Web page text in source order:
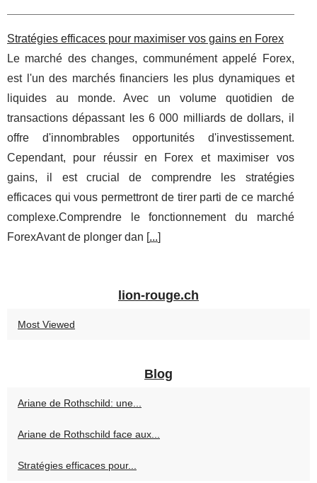
Stratégies efficaces pour maximiser vos gains en Forex
Le marché des changes, communément appelé Forex,
est l'un des marchés financiers les plus dynamiques et
liquides au monde. Avec un volume quotidien de
transactions dépassant les 6 000 milliards de dollars, il
offre d'innombrables opportunités d'investissement.
Cependant, pour réussir en Forex et maximiser vos
gains, il est crucial de comprendre les stratégies
efficaces qui vous permettront de tirer parti de ce marché
complexe.Comprendre le fonctionnement du marché
ForexAvant de plonger dan [...]
lion-rouge.ch
Most Viewed
Blog
Ariane de Rothschild: une...
Ariane de Rothschild face aux...
Stratégies efficaces pour...